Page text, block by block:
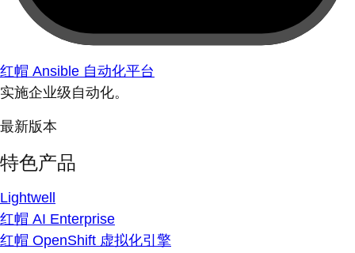
红帽 Ansible 自动化平台
实施企业级自动化。
最新版本
特色产品
Lightwell
红帽 AI Enterprise
红帽 OpenShift 虚拟化引擎